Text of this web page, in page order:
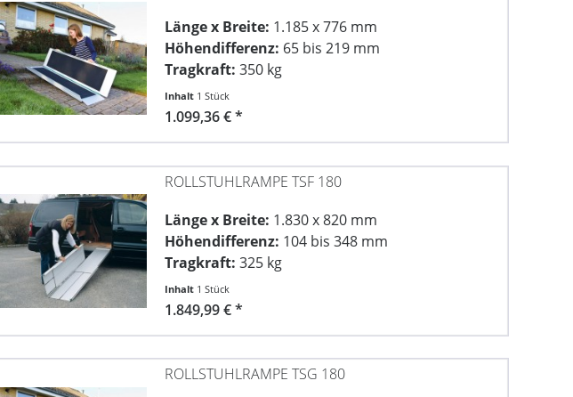
Länge x Breite: 1.185 x 776 mm
Höhendifferenz: 65 bis 219 mm
Tragkraft: 350 kg
Inhalt 1 Stück
1.099,36 € *
ROLLSTUHLRAMPE TSF 180
Länge x Breite: 1.830 x 820 mm
Höhendifferenz: 104 bis 348 mm
Tragkraft: 325 kg
Inhalt 1 Stück
1.849,99 € *
ROLLSTUHLRAMPE TSG 180